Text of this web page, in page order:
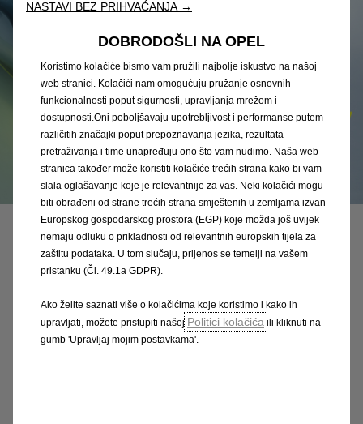
[1]Vozilo još nije raspoloživo.
Oznake:AWARDS,PRODUCT NEWS
NASTAVI BEZ PRIHVAĆANJA →
DOBRODOŠLI NA OPEL
Koristimo kolačiće bismo vam pružili najbolje iskustvo na našoj
web stranici. Kolačići nam omogućuju pružanje osnovnih
funkcionalnosti poput sigurnosti, upravljanja mrežom i
dostupnosti.Oni poboljšavaju upotrebljivost i performanse putem
različitih značajki poput prepoznavanja jezika, rezultata
pretraživanja i time unapređuju ono što vam nudimo. Naša web
stranica također može koristiti kolačiće trećih strana kako bi vam
slala oglašavanje koje je relevantnije za vas. Neki kolačići mogu
biti obrađeni od strane trećih strana smještenih u zemljama izvan
Europskog gospodarskog prostora (EGP) koje možda još uvijek
nemaju odluku o prikladnosti od relevantnih europskih tijela za
zaštitu podataka. U tom slučaju, prijenos se temelji na vašem
pristanku (Čl. 49.1a GDPR).
Ako želite saznati više o kolačićima koje koristimo i kako ih
upravljati, možete pristupiti našoj Politici kolačića ili kliknuti na
gumb 'Upravljaj mojim postavkama'.